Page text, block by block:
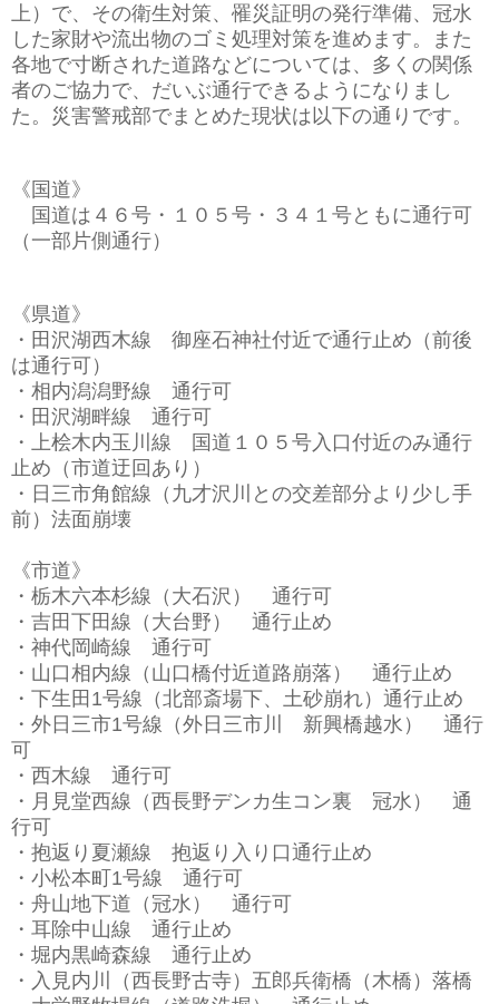
上）で、その衛生対策、罹災証明の発行準備、冠水
した家財や流出物のゴミ処理対策を進めます。また
各地で寸断された道路などについては、多くの関係
者のご協力で、だいぶ通行できるようになりまし
た。災害警戒部でまとめた現状は以下の通りです。
《国道》
国道は４６号・１０５号・３４１号ともに通行可
（一部片側通行）
《県道》
・田沢湖西木線 御座石神社付近で通行止め（前後
は通行可）
・相内潟潟野線 通行可
・田沢湖畔線 通行可
・上桧木内玉川線 国道１０５号入口付近のみ通行
止め（市道迂回あり）
・日三市角館線（九才沢川との交差部分より少し手
前）法面崩壊
《市道》
・栃木六本杉線（大石沢） 通行可
・吉田下田線（大台野） 通行止め
・神代岡崎線 通行可
・山口相内線（山口橋付近道路崩落） 通行止め
・下生田1号線（北部斎場下、土砂崩れ）通行止め
・外日三市1号線（外日三市川 新興橋越水） 通行
可
・西木線 通行可
・月見堂西線（西長野デンカ生コン裏 冠水） 通
行可
・抱返り夏瀬線 抱返り入り口通行止め
・小松本町1号線 通行可
・舟山地下道（冠水） 通行可
・耳除中山線 通行止め
・堀内黒崎森線 通行止め
・入見内川（西長野古寺）五郎兵衛橋（木橋）落橋